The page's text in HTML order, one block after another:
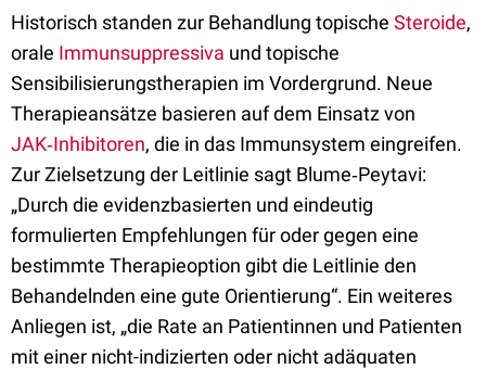
Historisch standen zur Behandlung topische Steroide,
orale Immunsuppressiva und topische
Sensibilisierungstherapien im Vordergrund. Neue
Therapieansätze basieren auf dem Einsatz von
JAK‑Inhibitoren, die in das Immunsystem eingreifen.
Zur Zielsetzung der Leitlinie sagt Blume‑Peytavi:
„Durch die evidenzbasierten und eindeutig
formulierten Empfehlungen für oder gegen eine
bestimmte Therapieoption gibt die Leitlinie den
Behandelnden eine gute Orientierung“. Ein weiteres
Anliegen ist, „die Rate an Patientinnen und Patienten
mit einer nicht-indizierten oder nicht adäquaten